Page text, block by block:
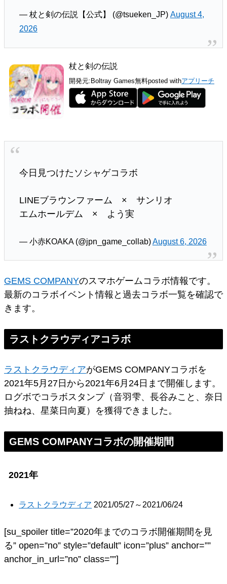
— 杖と剣の伝説【公式】 (@tsueken_JP) August 4,
2026
杖と剣の伝説
開発元: Boltray Games無料posted withアプリーチ
今日見つけたソシャゲコラボ
LINEブラウンファーム × サンリオ
エムホールデム × よう実
— 小赤KOAKA (@jpn_game_collab)August 6, 2026
GEMS COMPANYのスマホゲームコラボ情報です。
最新のコラボイベント情報と過去コラボ一覧を確認で
きます。
ラストクラウディアコラボ
ラストクラウディアがGEMS COMPANYコラボを
2021年5月27日から2021年6月24日まで開催します。
ログボでコラボスタンプ（音羽雫、長谷みこと、奈日
抽ねね、星菜日向夏）を獲得できました。
GEMS COMPANYコラボの開催期間
2021年
ラストクラウディア 2021/05/27～2021/06/24
[su_spoiler title=”2020年までのコラボ開催期間を見
る” open=”no” style=”default” icon=”plus” anchor=””
anchor_in_url=”no” class=””]